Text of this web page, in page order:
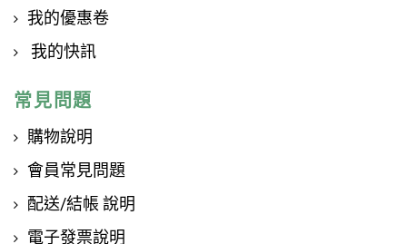
我的優惠卷
我的快訊
常見問題
購物說明
會員常見問題
配送/結帳 說明
電子發票說明